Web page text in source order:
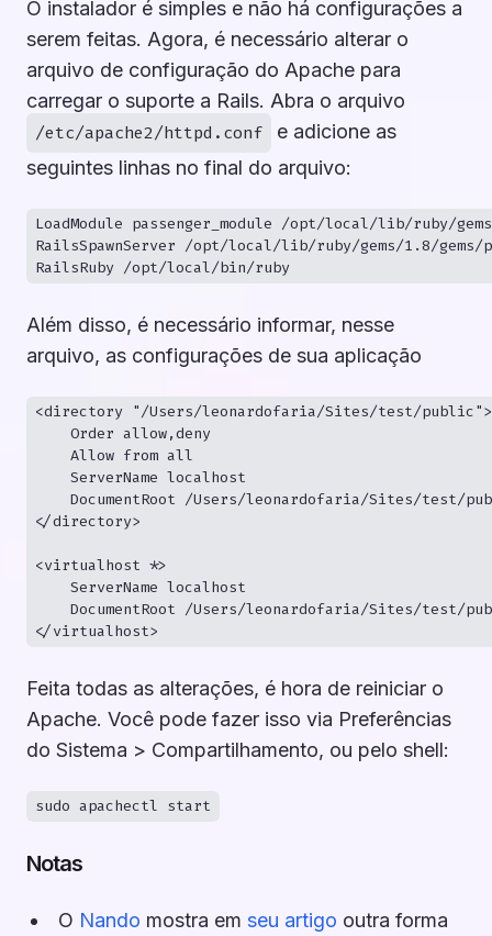
O instalador é simples e não há configurações a
serem feitas. Agora, é necessário alterar o
arquivo de configuração do Apache para
carregar o suporte a Rails. Abra o arquivo
/etc/apache2/httpd.conf
e adicione as
seguintes linhas no final do arquivo:
LoadModule passenger_module /opt/local/lib/ruby/
RailsSpawnServer /opt/local/lib/ruby/gems/1.8/gems/
Além disso, é necessário informar, nesse
arquivo, as configurações de sua aplicação
<directory "/Users/leonardofaria/Sites/test/public">
    Order allow,deny
    Allow from all
    ServerName localhost
DocumentRoot /Users/leonardofaria/Sites/test/
</directory>
<virtualhost *>
    ServerName localhost
DocumentRoot /Users/leonardofaria/Sites/test/
Feita todas as alterações, é hora de reiniciar o
Apache. Você pode fazer isso via Preferências
do Sistema > Compartilhamento, ou pelo shell:
Notas
O Nando mostra em seu artigo outra forma